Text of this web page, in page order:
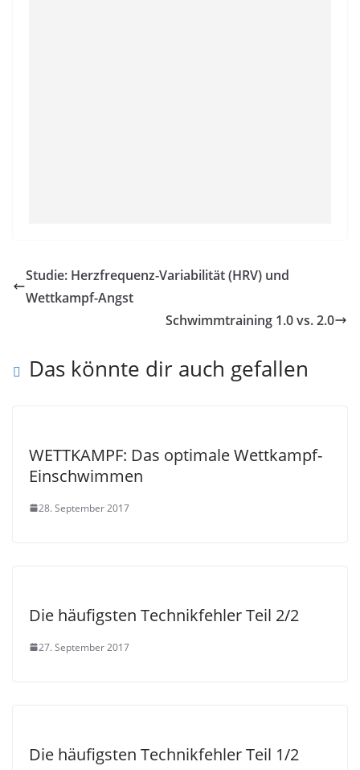
Studie: Herzfrequenz-Variabilität (HRV) und
Wettkampf-Angst
Schwimmtraining 1.0 vs. 2.0
Das könnte dir auch gefallen
WETTKAMPF: Das optimale Wettkampf-
Einschwimmen
28. September 2017
Die häufigsten Technikfehler Teil 2/2
27. September 2017
Die häufigsten Technikfehler Teil 1/2